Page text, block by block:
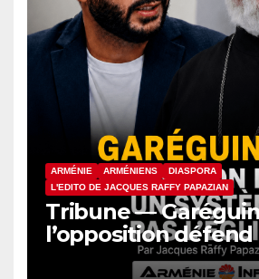
ARMÉNIE ARMÉNIENS
DIASPORA
L'EDITO DE JACQUES RAFFY PAPAZIAN
Tribune —
l’opposition défend
système, pas